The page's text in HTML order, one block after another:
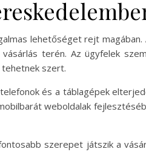
lehetőséget rejt
terén. Az ügyfelek
szert.
és a táblagépek
weboldalak
szerepet játszik a